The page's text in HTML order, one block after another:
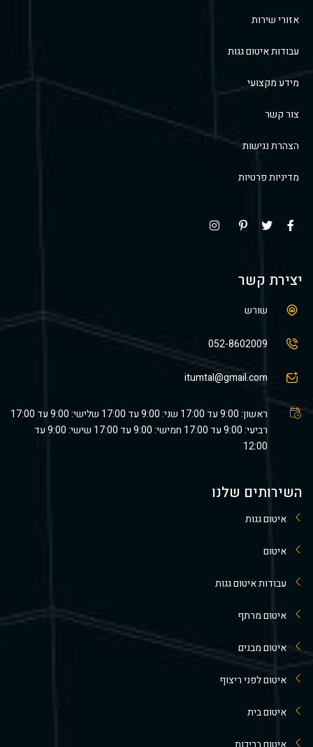
אזורי שירות
עבודות איטום גגות
מידע מקצועי
צור קשר
הצהרת נגישות
מדיניות פרטיות
יצירת קשר
שורש
052-8602009
itumtal@gmail.com
ראשון: 9:00 עד 17:00 שני: 9:00 עד 17:00 שלישי: 9:00 עד 17:00
רביעי: 9:00 עד 17:00 חמישי: 9:00 עד 17:00 שישי: 9:00 עד
12:00
השירותים שלנו
איטום גגות
איטום
עבודות איטום גגות
איטום מרתף
איטום מבנים
איטום לפני ריצוף
איטום בית